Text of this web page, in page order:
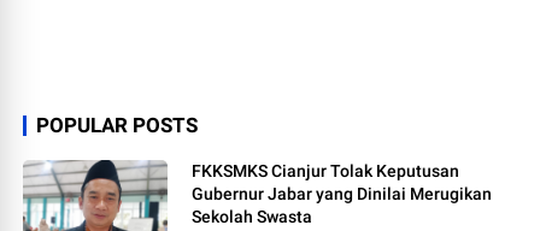
POPULAR POSTS
FKKSMKS Cianjur Tolak Keputusan
Gubernur Jabar yang Dinilai Merugikan
Sekolah Swasta